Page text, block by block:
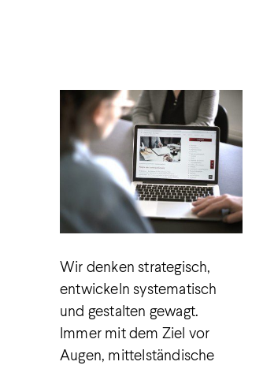
Wir denken strategisch,
entwickeln systematisch
und gestalten gewagt.
Immer mit dem Ziel vor
Augen, mittelständische